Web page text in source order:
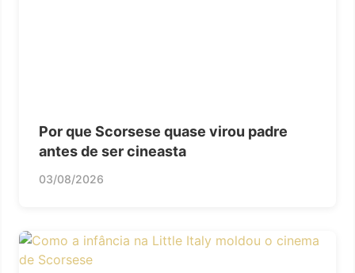
Por que Scorsese quase virou padre
antes de ser cineasta
03/08/2026